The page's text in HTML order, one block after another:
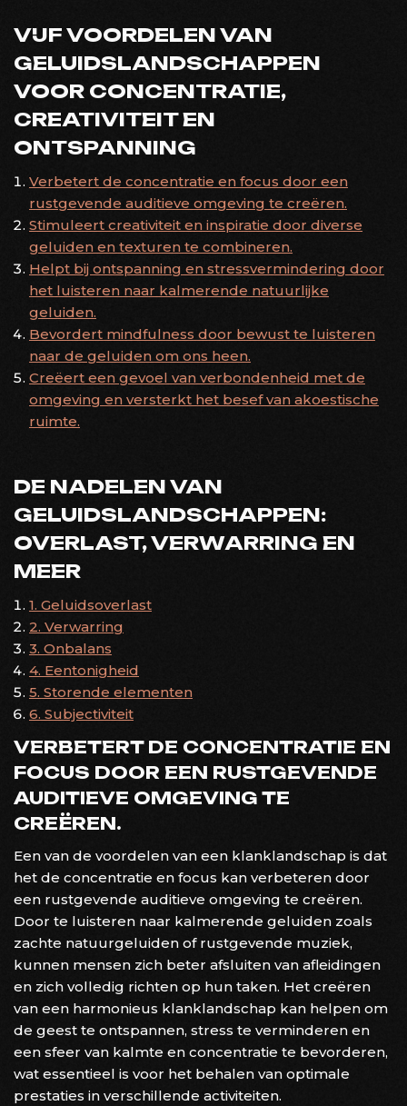
VIJF VOORDELEN VAN
GELUIDSLANDSCHAPPEN
VOOR CONCENTRATIE,
CREATIVITEIT EN
ONTSPANNING
Verbetert de concentratie en focus door een
rustgevende auditieve omgeving te creëren.
Stimuleert creativiteit en inspiratie door diverse
geluiden en texturen te combineren.
Helpt bij ontspanning en stressvermindering door
het luisteren naar kalmerende natuurlijke
geluiden.
Bevordert mindfulness door bewust te luisteren
naar de geluiden om ons heen.
Creëert een gevoel van verbondenheid met de
omgeving en versterkt het besef van akoestische
ruimte.
DE NADELEN VAN
GELUIDSLANDSCHAPPEN:
OVERLAST, VERWARRING EN
MEER
1. Geluidsoverlast
2. Verwarring
3. Onbalans
4. Eentonigheid
5. Storende elementen
6. Subjectiviteit
VERBETERT DE CONCENTRATIE EN
FOCUS DOOR EEN RUSTGEVENDE
AUDITIEVE OMGEVING TE
CREËREN.
Een van de voordelen van een klanklandschap is dat
het de concentratie en focus kan verbeteren door
een rustgevende auditieve omgeving te creëren.
Door te luisteren naar kalmerende geluiden zoals
zachte natuurgeluiden of rustgevende muziek,
kunnen mensen zich beter afsluiten van afleidingen
en zich volledig richten op hun taken. Het creëren
van een harmonieus klanklandschap kan helpen om
de geest te ontspannen, stress te verminderen en
een sfeer van kalmte en concentratie te bevorderen,
wat essentieel is voor het behalen van optimale
prestaties in verschillende activiteiten.